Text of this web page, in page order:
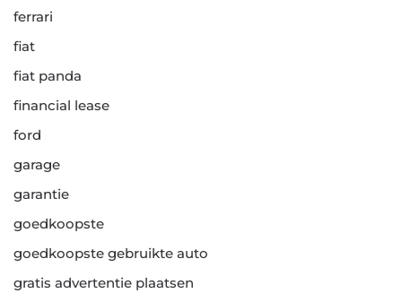
ferrari
fiat
fiat panda
financial lease
ford
garage
garantie
goedkoopste
goedkoopste gebruikte auto
gratis advertentie plaatsen